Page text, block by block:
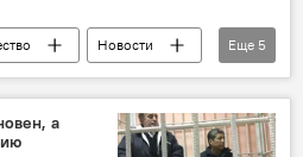
Новости
Коркмазова
Еще 5
а